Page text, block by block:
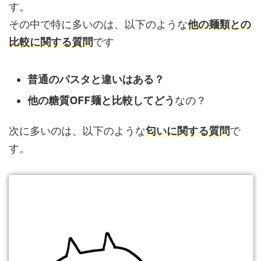
す。
その中で特に多いのは、以下のような他の麺類との
比較に関する質問です
普通のパスタと違いはある？
他の糖質OFF麺と比較してどう なの？
次に多いのは、以下のような匂いに関する質問で
す。